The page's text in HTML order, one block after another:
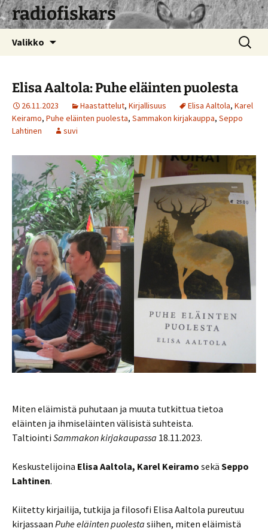
radiofiskars
Valikko Haku:
Elisa Aaltola: Puhe eläinten puolesta
26.11.2023 Haastattelut, Kirjallisuus Elisa Aaltola, Karel
Keiramo, Puhe eläinten puolesta, Sammakon kirjakauppa, Seppo
Lahtinen
suvi
Miten eläimistä puhutaan ja muuta tutkittua tietoa
eläinten ja ihmiseläinten välisistä suhteista.
Taltiointi Sammakon kirjakaupassa 18.11.2023.
Keskustelijoina Elisa Aaltola, Karel Keiramo sekä Seppo
Lahtinen.
Kiitetty kirjailija, tutkija ja filosofi Elisa Aaltola pureutuu
kirjassaan Puhe eläinten puolesta siihen, miten eläimistä